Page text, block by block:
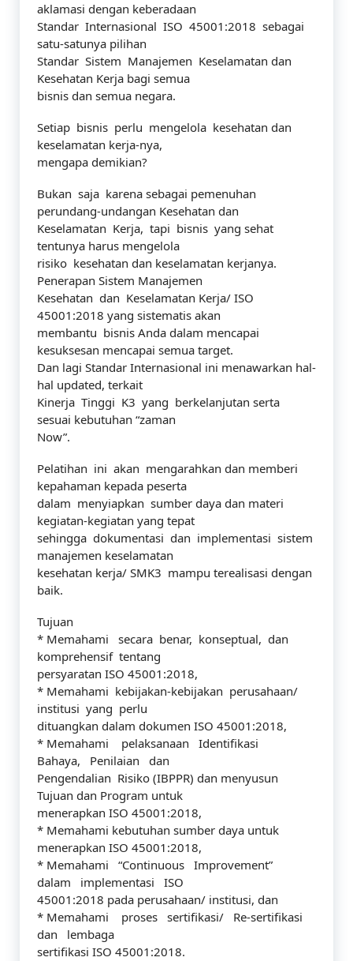
aklamasi dengan keberadaan
Standar Internasional ISO 45001:2018 sebagai
satu-satunya pilihan
Standar Sistem Manajemen Keselamatan dan
Kesehatan Kerja bagi semua
bisnis dan semua negara.
Setiap bisnis perlu mengelola kesehatan dan
keselamatan kerja-nya,
mengapa demikian?
Bukan saja karena sebagai pemenuhan
perundang-undangan Kesehatan dan
Keselamatan Kerja, tapi bisnis yang sehat
tentunya harus mengelola
risiko kesehatan dan keselamatan kerjanya.
Penerapan Sistem Manajemen
Kesehatan dan Keselamatan Kerja/ ISO
45001:2018 yang sistematis akan
membantu bisnis Anda dalam mencapai
kesuksesan mencapai semua target.
Dan lagi Standar Internasional ini menawarkan hal-
hal updated, terkait
Kinerja Tinggi K3 yang berkelanjutan serta
sesuai kebutuhan “zaman
Now”.
Pelatihan ini akan mengarahkan dan memberi
kepahaman kepada peserta
dalam menyiapkan sumber daya dan materi
kegiatan-kegiatan yang tepat
sehingga dokumentasi dan implementasi sistem
manajemen keselamatan
kesehatan kerja/ SMK3 mampu terealisasi dengan
baik.
Tujuan
* Memahami secara benar, konseptual, dan
komprehensif tentang
persyaratan ISO 45001:2018,
* Memahami kebijakan-kebijakan perusahaan/
institusi yang perlu
dituangkan dalam dokumen ISO 45001:2018,
* Memahami pelaksanaan Identifikasi
Bahaya, Penilaian dan
Pengendalian Risiko (IBPPR) dan menyusun
Tujuan dan Program untuk
menerapkan ISO 45001:2018,
* Memahami kebutuhan sumber daya untuk
menerapkan ISO 45001:2018,
* Memahami “Continuous Improvement”
dalam implementasi ISO
45001:2018 pada perusahaan/ institusi, dan
* Memahami proses sertifikasi/ Re-sertifikasi
dan lembaga
sertifikasi ISO 45001:2018.